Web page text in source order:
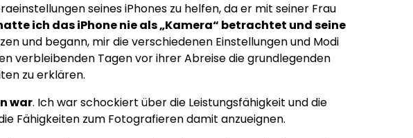
seines iPhones zu helfen, da er mit seiner Frau
ich das iPhone nie als „Kamera“ betrachtet und seine
und begann, mir die verschiedenen Einstellungen und Modi
verbleibenden Tagen vor ihrer Abreise die grundlegenden
zu erklären.
war. Ich war schockiert über die Leistungsfähigkeit und die
Fähigkeiten zum Fotografieren damit anzueignen.